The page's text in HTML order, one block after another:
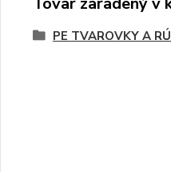
PE TVAROVKY A